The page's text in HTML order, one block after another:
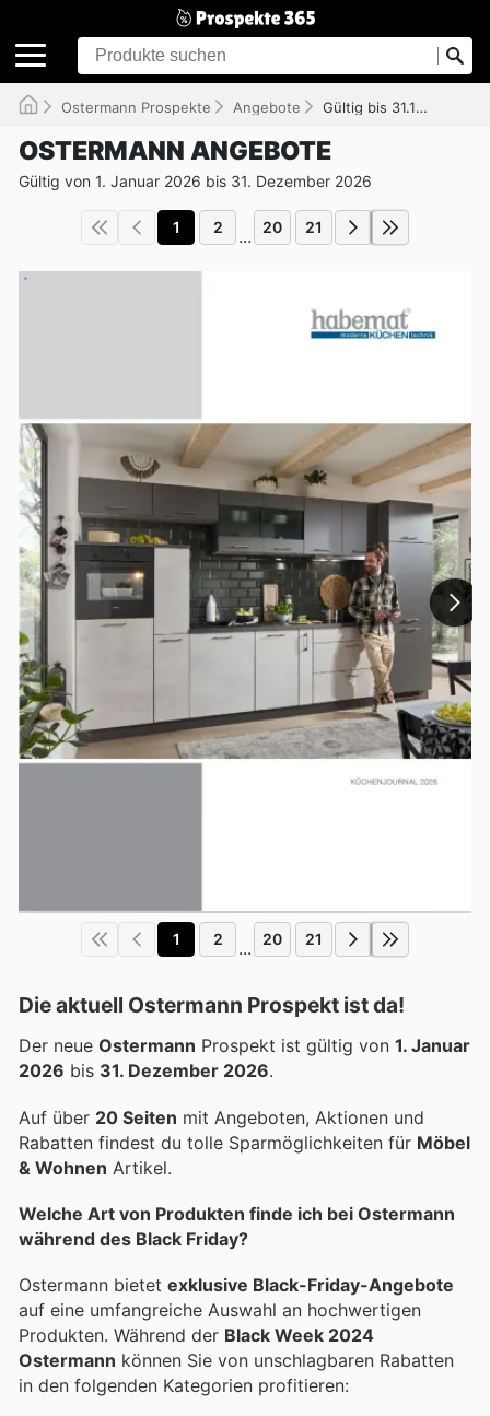
Ostermann Prospekte Angebote Gültig bis 31.12.2026
OSTERMANN ANGEBOTE
Gültig von 1. Januar 2026 bis 31. Dezember 2026
1 2 ... 20 21
1 2 ... 20 21
Die aktuell Ostermann Prospekt ist da!
Der neue Ostermann Prospekt ist gültig von 1. Januar
2026 bis 31. Dezember 2026.
Auf über 20 Seiten mit Angeboten, Aktionen und
Rabatten findest du tolle Sparmöglichkeiten für Möbel
& Wohnen Artikel.
Welche Art von Produkten finde ich bei Ostermann
während des Black Friday?
Ostermann bietet exklusive Black-Friday-Angebote
auf eine umfangreiche Auswahl an hochwertigen
Produkten. Während der Black Week 2024
Ostermann können Sie von unschlagbaren Rabatten
in den folgenden Kategorien profitieren: